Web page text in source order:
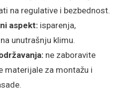
na regulative i bezbednost.
aspekt: isparenja,
unutrašnju klimu.
ne zaboravite
materijale za montažu i